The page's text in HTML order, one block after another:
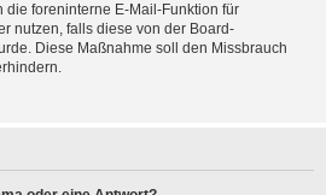
die foreninterne E-Mail-Funktion für
nutzen, falls diese von der Board-
Diese Maßnahme soll den Missbrauch